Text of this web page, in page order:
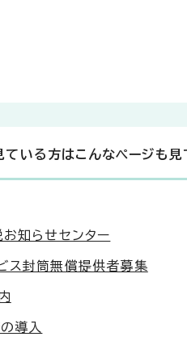
ている方はこんなページも見
知らせセンター
ス封筒無償提供者募集
導入